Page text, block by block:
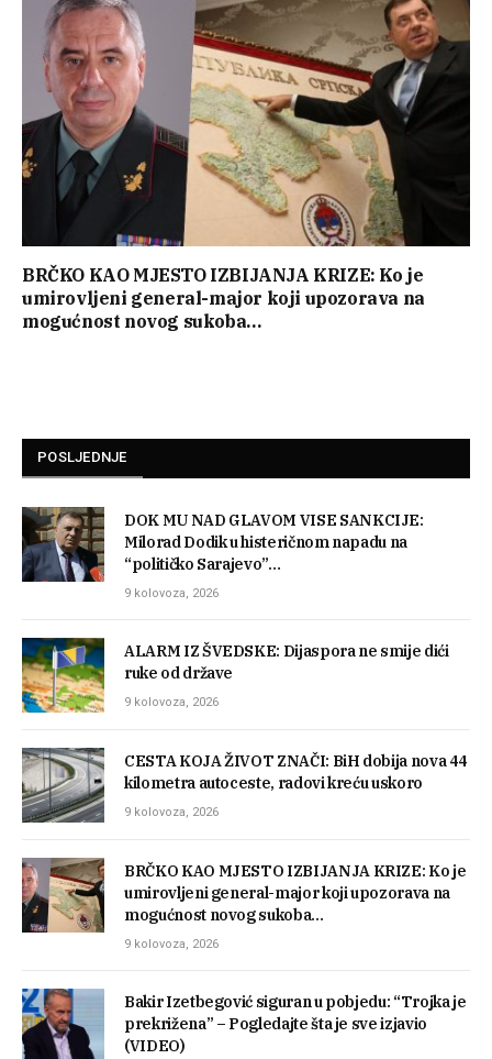
BRČKO KAO MJESTO IZBIJANJA KRIZE: Ko je
umirovljeni general-major koji upozorava na
mogućnost novog sukoba…
POSLJEDNJE
DOK MU NAD GLAVOM VISE SANKCIJE:
Milorad Dodik u histeričnom napadu na
“političko Sarajevo”…
9 kolovoza, 2026
ALARM IZ ŠVEDSKE: Dijaspora ne smije dići
ruke od države
9 kolovoza, 2026
CESTA KOJA ŽIVOT ZNAČI: BiH dobija nova 44
kilometra autoceste, radovi kreću uskoro
9 kolovoza, 2026
BRČKO KAO MJESTO IZBIJANJA KRIZE: Ko je
umirovljeni general-major koji upozorava na
mogućnost novog sukoba…
9 kolovoza, 2026
Bakir Izetbegović siguran u pobjedu: “Trojka je
prekrižena” – Pogledajte šta je sve izjavio
(VIDEO)